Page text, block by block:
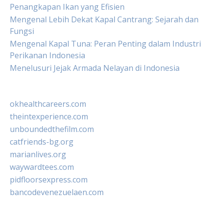
Penangkapan Ikan yang Efisien
Mengenal Lebih Dekat Kapal Cantrang: Sejarah dan
Fungsi
Mengenal Kapal Tuna: Peran Penting dalam Industri
Perikanan Indonesia
Menelusuri Jejak Armada Nelayan di Indonesia
okhealthcareers.com
theintexperience.com
unboundedthefilm.com
catfriends-bg.org
marianlives.org
waywardtees.com
pidfloorsexpress.com
bancodevenezuelaen.com